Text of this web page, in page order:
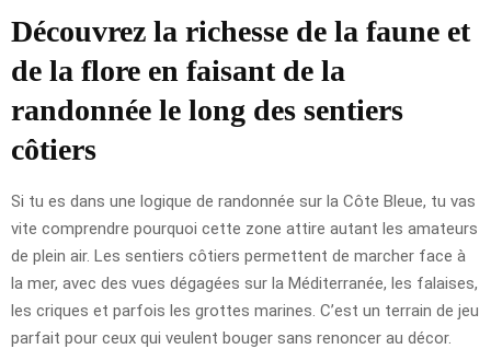
Découvrez la richesse de la faune et
de la flore en faisant de la
randonnée le long des sentiers
côtiers
Si tu es dans une logique de randonnée sur la Côte Bleue, tu vas
vite comprendre pourquoi cette zone attire autant les amateurs
de plein air. Les sentiers côtiers permettent de marcher face à
la mer, avec des vues dégagées sur la Méditerranée, les falaises,
les criques et parfois les grottes marines. C’est un terrain de jeu
parfait pour ceux qui veulent bouger sans renoncer au décor.